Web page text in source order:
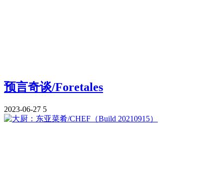
预言奇谈/Foretales
2023-06-27 5